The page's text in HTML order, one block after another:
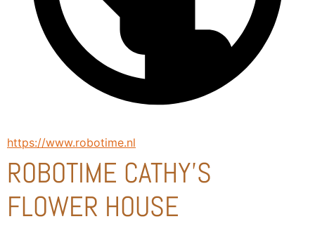
https://www.robotime.nl
ROBOTIME CATHY'S
FLOWER HOUSE